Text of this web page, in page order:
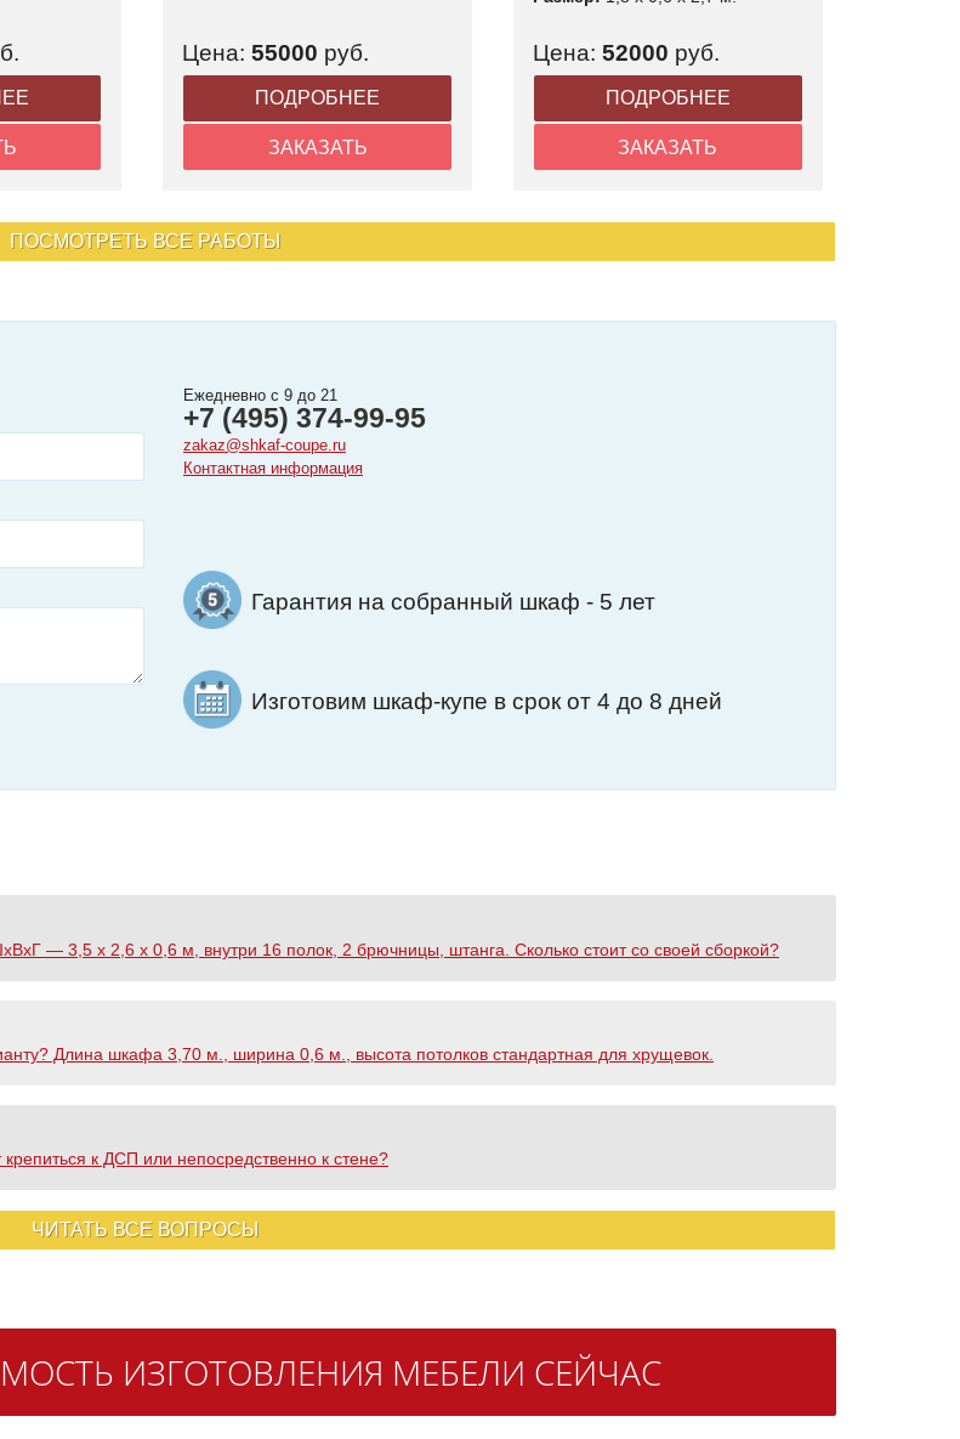
Цена:55000 руб.
ПОДРОБНЕЕ
ЗАКАЗАТЬ
Цена:52000 руб.
ПОДРОБНЕЕ
ЗАКАЗАТЬ
ПОСМОТРЕТЬ ВСЕ РАБОТЫ
Ежедневно с 9 до 21
+7 (495) 374-99-95
zakaz@shkaf-coupe.ru
Контактная информация
Гарантия на собранный шкаф - 5 лет
Изготовим шкаф-купе в срок от 4 до 8 дней
— 3,5 х 2,6 х 0,6 м, внутри 16 полок, 2 брючницы, штанга. Сколько стоит со своей сборкой?
Длина шкафа 3,70 м., ширина 0,6 м., высота потолков стандартная для хрущевок.
к ДСП или непосредственно к стене?
ЧИТАТЬ ВСЕ ВОПРОСЫ
ИЗГОТОВЛЕНИЯ МЕБЕЛИ СЕЙЧАС